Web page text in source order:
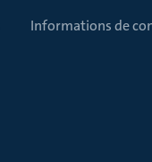
Informations de